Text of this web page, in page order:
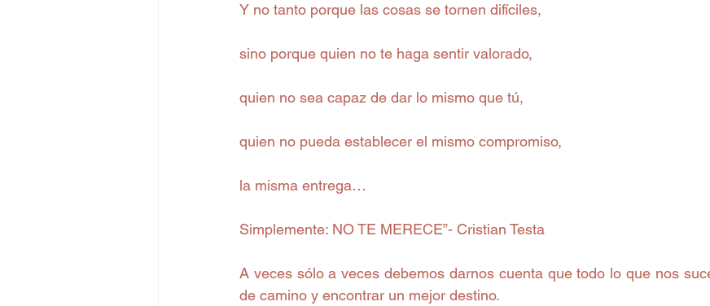
Y no tanto porque las cosas se tornen difíciles,
sino porque quien no te haga sentir valorado,
quien no sea capaz de dar lo mismo que tú,
quien no pueda establecer el mismo compromiso,
la misma entrega…
Simplemente: NO TE MERECE”- Cristian Testa
A veces sólo a veces debemos darnos cuenta que todo lo que nos
de camino y encontrar un mejor destino.